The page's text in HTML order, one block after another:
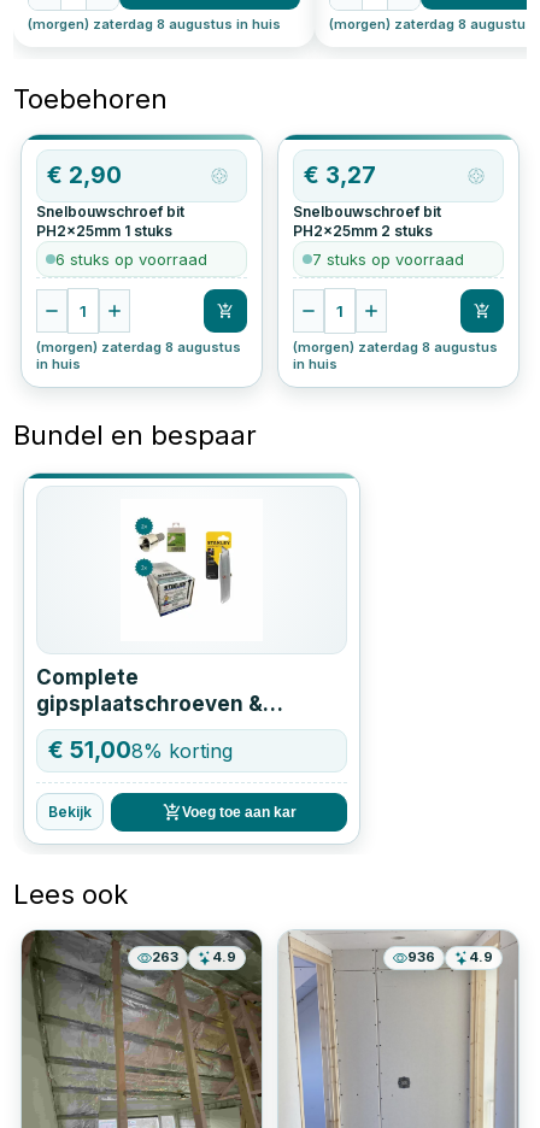
(morgen) zaterdag 8 augustus in huis (morgen) zaterdag 8 augustus
Toebehoren
OP=OP
€ 2,90
Snelbouwschroef bit
PH2x25mm 1 stuks
6 stuks op voorraad
1
(morgen) zaterdag 8 augustus
in huis
€ 3,27
Snelbouwschroef bit
PH2x25mm 2 stuks
7 stuks op voorraad
1
(morgen) zaterdag 8 augustus
in huis
Bundel en bespaar
Complete
gipsplaatschroeven &
stanleymes set – direct klaar
voor montage
€51,008% korting
Bekijk Voeg toe aan kar
Lees ook
263 4.9 936 4.9